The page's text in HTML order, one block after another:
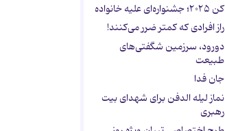
کن ۲۰۲۵؛ جشنواره‌ای علیه خانواده
راز افرادی که کمتر ضرر می‌کنند!
دورود، سرزمین شگفتی‌های
طبیعت
جان فدا
نماز لیله الدفن برای شهدای بیت
رهبری